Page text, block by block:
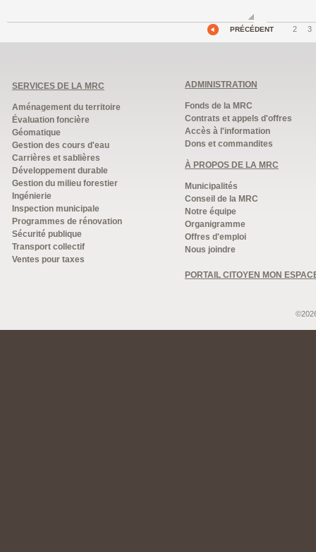
PRÉCÉDENT 2 3
SERVICES DE LA MRC
Aménagement du territoire
Évaluation foncière
Géomatique
Gestion des cours d'eau
Carrières et sablières
Développement durable
Gestion du milieu forestier
Ingénierie
Inspection municipale
Programmes de rénovation
Sécurité publique
Transport collectif
Ventes pour taxes
ADMINISTRATION
Fonds de la MRC
Contrats et appels d'offres
Accès à l'information
Dons et commandites
À PROPOS DE LA MRC
Municipalités
Conseil de la MRC
Notre équipe
Organigramme
Offres d'emploi
Nous joindre
PORTAIL CITOYEN MON